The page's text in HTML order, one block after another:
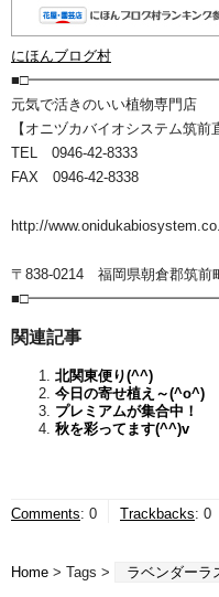
にほんブログ村
元気で活きのいい植物専門店
【オニヅカバイオシステム筑前
TEL 0946-42-8333
FAX 0946-42-8338
http://
〒838-0214 福岡県朝倉郡筑前
関連記事
北関東便り(^^)
今日の寄せ植え～(^o^)
プレミアムが集合中！
秋を彩ってます(^^)v
Comments: 0 Trackbacks: 0
Home > Tags > ラベンダーラ